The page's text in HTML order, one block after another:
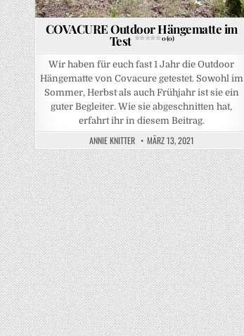
COVACURE Outdoor Hängematte im
Test 0 (0)
Wir haben für euch fast 1 Jahr die Outdoor
Hängematte von Covacure getestet. Sowohl im
Sommer, Herbst als auch Frühjahr ist sie ein
guter Begleiter. Wie sie abgeschnitten hat,
erfahrt ihr in diesem Beitrag.
ANNIE KNITTER MÄRZ 13, 2021